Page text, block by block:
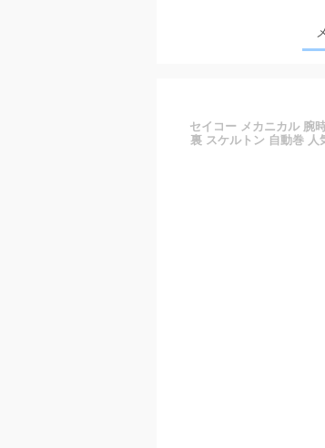
セイコー メカニカル 腕
裏 スケルトン 自動巻 人